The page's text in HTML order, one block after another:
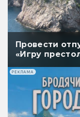
Провести
«Игру
РЕКЛАМА